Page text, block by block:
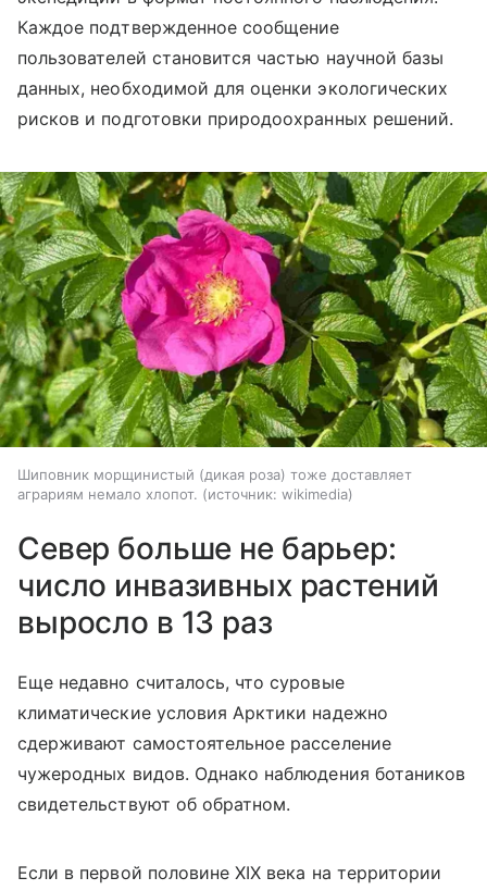
Каждое подтвержденное сообщение
пользователей становится частью научной базы
данных, необходимой для оценки экологических
рисков и подготовки природоохранных решений.
Шиповник морщинистый (дикая роза) тоже доставляет
аграриям немало хлопот.
источник: wikimedia
Север больше не барьер:
число инвазивных растений
выросло в 13 раз
Еще недавно считалось, что суровые
климатические условия Арктики надежно
сдерживают самостоятельное расселение
чужеродных видов. Однако наблюдения ботаников
свидетельствуют об обратном.
Если в первой половине XIX века на территории